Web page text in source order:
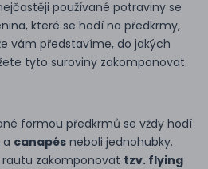
používané potraviny se
které se hodí na předkrmy,
vám představíme, do jakých
tyto suroviny zakomponovat.
formou předkrmů se vždy hodí
a canapés neboli jednohubky.
zakomponovat tzv. flying